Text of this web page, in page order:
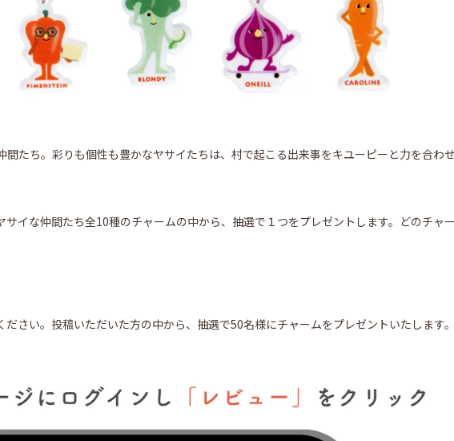
たち。彩りも個性も豊かなヤサイたちは、村で起こる出来事をキユーピーと力を合わ
イな仲間たち全10種のチャームの中から、抽選で１つをプレゼントします。どのチャ
さい。投稿いただいた方の中から、抽選で50名様にチャームをプレゼントいたします。